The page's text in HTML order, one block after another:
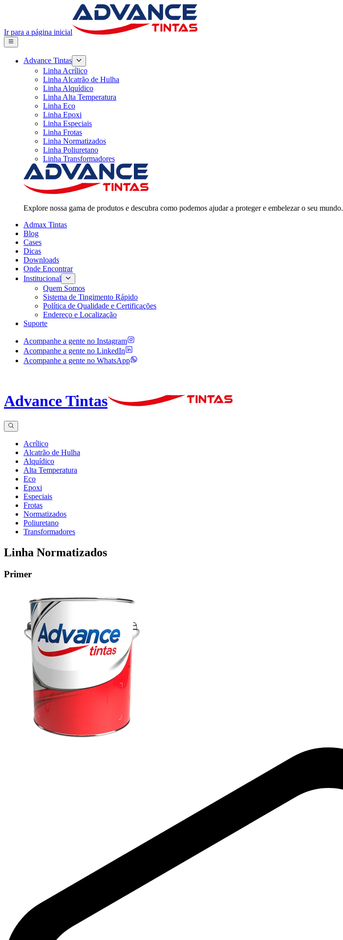
Ir para a página inicial
Advance Tintas
Linha Acrílico
Linha Alcatrão de Hulha
Linha Alquídico
Linha Alta Temperatura
Linha Eco
Linha Epoxi
Linha Especiais
Linha Frotas
Linha Normatizados
Linha Poliuretano
Linha Transformadores
Explore nossa gama de produtos e descubra como podemos ajudar a proteger e embelezar o seu mundo.
Admax Tintas
Blog
Cases
Dicas
Downloads
Onde Encontrar
Institucional
Quem Somos
Sistema de Tingimento Rápido
Política de Qualidade e Certificações
Endereço e Localização
Suporte
Acompanhe a gente no Instagram
Acompanhe a gente no LinkedIn
Acompanhe a gente no WhatsApp
Advance Tintas
Acrílico
Alcatrão de Hulha
Alquídico
Alta Temperatura
Eco
Epoxi
Especiais
Frotas
Normatizados
Poliuretano
Transformadores
Linha Normatizados
Primer